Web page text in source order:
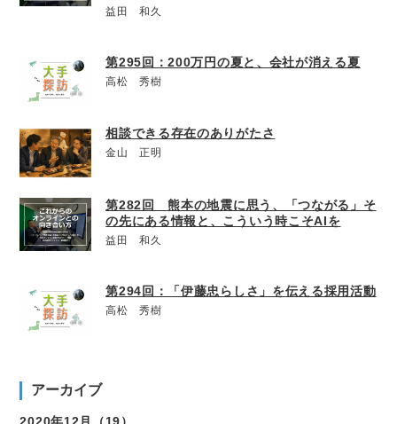
益田 和久
第295回：200万円の夏と、会社が消える夏
高松 秀樹
相談できる存在のありがたさ
金山 正明
第282回 熊本の地震に思う、「つながる」そ
の先にある情報と、こういう時こそAIを
益田 和久
第294回：「伊藤忠らしさ」を伝える採用活動
高松 秀樹
アーカイブ